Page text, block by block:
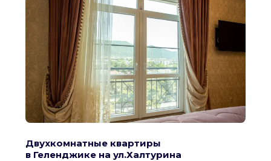
Двухкомнатные квартиры
в Геленджике на ул.Халтурина